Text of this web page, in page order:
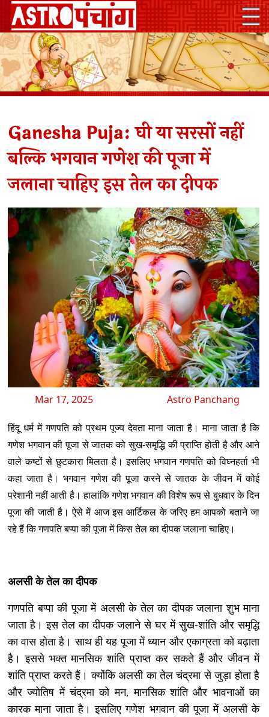
Ganesha Puja: घी या सरसों नहीं
बल्कि भगवान गणेश की पूजा में
जलाना चाहिए इस तेल का दीपक
Mar 17, 2025 Astro Panchang
हिंदू धर्म में गणपति को प्रथम पूज्य देवता माना जाता है। माना जाता है कि
गणेश भगवान की पूजा से जातक को सुख-समृद्धि की प्राप्ति होती है और आने
वाले कष्टों से छुटकारा मिलता है। इसलिए भगवान गणपति को विघ्नहर्ता भी
कहा जाता है। भगवान गणेश की पूजा करने से जातक के जीवन में कोई
परेशानी नहीं आती है। हालांकि गणेश भगवान की विशेष रूप से बुधवार के दिन
पूजा की जाती है। ऐसे में आज इस आर्टिकल के जरिए हम आपको बताने जा
रहे हैं कि गणपति बप्पा की पूजा में किस तेल का दीपक जलाना चाहिए।
अलसी के तेल का दीपक
गणपति बप्पा की पूजा में अलसी के तेल का दीपक जलाना शुभ माना
जाता है। इस तेल का दीपक जलाने से घर में सुख-शांति और समृद्धि
का वास होता है। साथ ही यह पूजा में ध्यान और एकाग्रता को बढ़ाता
है। इससे भक्त मानसिक शांति प्राप्त कर सकते हैं और जीवन में
शांति प्राप्त करते हैं। क्योंकि अलसी का तेल चंद्रमा से जुड़ा होता है
और ज्योतिष में चंद्रमा को मन, मानसिक शांति और भावनाओं का
कारक माना जाता है। इसलिए गणेश भगवान की पूजा में अलसी के